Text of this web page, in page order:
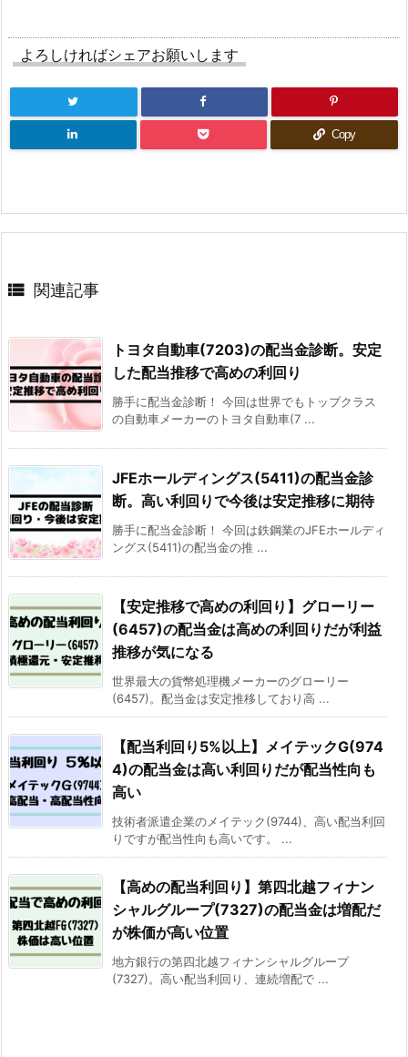
よろしければシェアお願いします
Copy
 関連記事
トヨタ自動車(7203)の配当金診断。安定
した配当推移で高めの利回り
勝手に配当金診断！ 今回は世界でもトップクラス
の自動車メーカーのトヨタ自動車(7 ...
JFEホールディングス(5411)の配当金診
断。高い利回りで今後は安定推移に期待
勝手に配当金診断！ 今回は鉄鋼業のJFEホールディ
ングス(5411)の配当金の推 ...
【安定推移で高めの利回り】グローリー
(6457)の配当金は高めの利回りだが利益
推移が気になる
世界最大の貨幣処理機メーカーのグローリー
(6457)。配当金は安定推移しており高 ...
【配当利回り5%以上】メイテックG(974
4)の配当金は高い利回りだが配当性向も
高い
技術者派遣企業のメイテック(9744)、高い配当利回
りですが配当性向も高いです。 ...
【高めの配当利回り】第四北越フィナン
シャルグループ(7327)の配当金は増配だ
が株価が高い位置
地方銀行の第四北越フィナンシャルグループ
(7327)。高い配当利回り、連続増配で ...